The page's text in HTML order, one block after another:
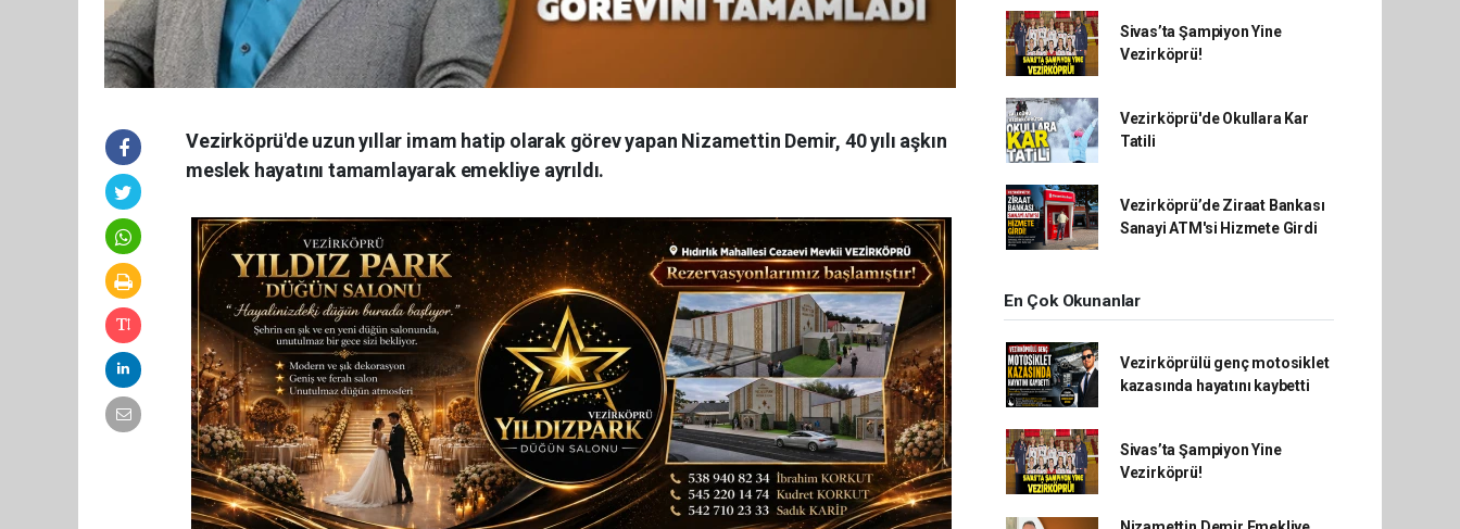
Vezirköprü'de uzun yıllar imam hatip olarak görev yapan Nizamettin Demir, 40 yılı aşkın
meslek hayatını tamamlayarak emekliye ayrıldı.
Sivas’ta Şampiyon Yine
Vezirköprü!
Vezirköprü'de Okullara Kar
Tatili
Vezirköprü’de Ziraat Bankası
Sanayi ATM'si Hizmete Girdi
En Çok Okunanlar
Vezirköprülü genç motosiklet
kazasında hayatını kaybetti
Sivas’ta Şampiyon Yine
Vezirköprü!